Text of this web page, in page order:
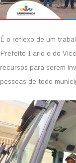
É o reflexo de um
Prefeito Ilario e do
recursos para serem
pessoas de todo